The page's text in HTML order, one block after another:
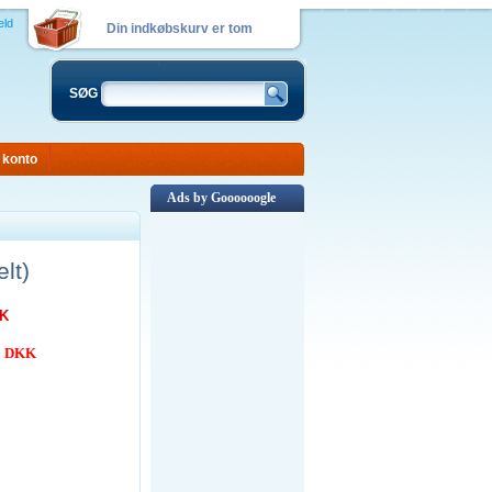
Din indkøbskurv er tom
SØG
konto
DKK
Ads by Goooooogle